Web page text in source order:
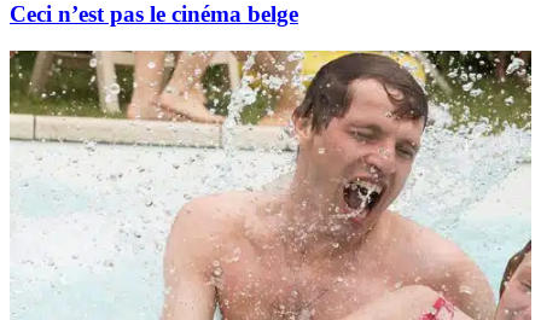
Ceci n’est pas le cinéma belge